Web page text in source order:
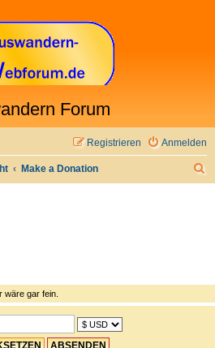
Forum
Anmelden
Registrieren
Make a Donation
wäre gar fein.